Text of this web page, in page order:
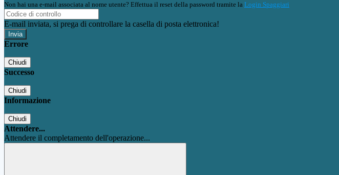
Non hai una e-mail associata al nome utente? Effettua il reset della password tramite la Login Spaggiari
E-mail inviata, si prega di controllare la casella di posta elettronica!
Errore
Chiudi
Successo
Chiudi
Informazione
Chiudi
Attendere...
Attendere il completamento dell'operazione...